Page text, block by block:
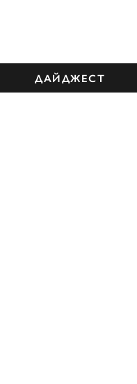
ДАЙДЖЕСТ